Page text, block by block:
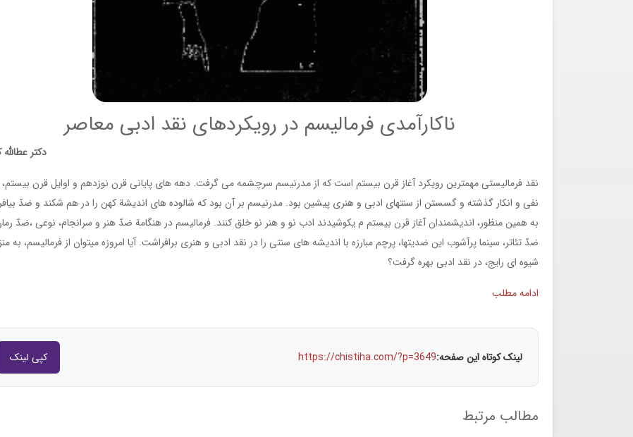
ناکارآمدی فرماليسم در رويکردهای نقد ادبی معاصر
دکتر عطالله
نقد فرمالیستی مهمترین رویكرد آغاز قرن بیستم است که از مدرنیسم سرچشمه می گرفت. دهه های پایانی قرن نوزدهم و اوایل قرن
نفی و انكار گذشته و گسستن از سنتهای ادبی و هنری پیشین بود. مدرنیسم بر آن بود که شالوده های اندیشة کهن را در هم شكند و ضدّ
به همین منظور، اندیشمندان آغاز قرن بیستم م یکوشیدند ادب نو و هنر نو خلق کنند. فرمالیسم در هنگامة ضدّ هنر و سرانجام، نوعی ،ضدّ
ضدّ تئاتر، سینما پرآشوب این ضدیتها، پرچم مبارزه با اندیشه های سنتی را در نقد ادبی و هنری برافراشت. آیا امروزه میتوان از فرمالیسم، به
شیوه ای رایج، در نقد ادبی بهره گرفت؟
ادامه مطلب
لینک کوتاه این صفحه:https://chistiha.com/?p=3649 کپی لینک
مطالب مرتبط